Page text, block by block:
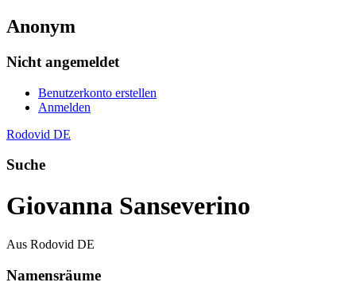
Anonym
Nicht angemeldet
Benutzerkonto erstellen
Anmelden
Rodovid DE
Suche
Giovanna Sanseverino
Aus Rodovid DE
Namensräume